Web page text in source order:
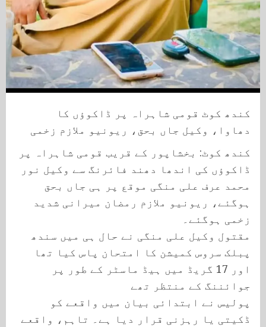
کندھ کوٹ قومی شاہراہ پر ڈاکوؤں کا
دھاوا، وکیل جاں بحق، ریونیو ملازم زخمی
کندھ کوٹ: بخشاپور کے قریب قومی شاہراہ پر
ڈاکوؤں کی اندھا دھند فائرنگ سے وکیل نور
محمد عرف علی منگی موقع پر ہی جاں بحق
ہوگئے، ریونیو ملازم رمضان میرانی شدید
زخمی ہوگئے۔
مقتول وکیل علی منگی نے حال ہی میں سندھ
پبلک سروس کمیشن کا امتحان پاس کیا تھا
اور 17 گریڈ میں ہیڈ ماسٹر کے طور پر
جوائننگ کے منتظر تھے
پولیس نے ابتدائی بیان میں واقعے کو
ڈکیتی یا رہزنی قرار دیا ہے۔ تاہم، واقعے